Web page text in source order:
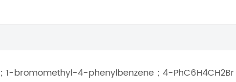
bromomethyl-4-phenylbenzene；4-